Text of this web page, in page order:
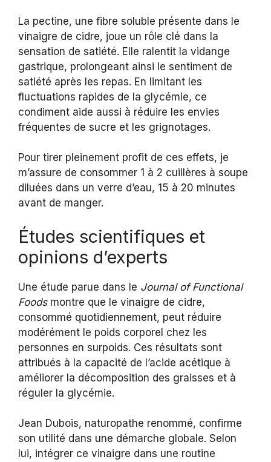
La pectine, une fibre soluble présente dans le
vinaigre de cidre, joue un rôle clé dans la
sensation de satiété. Elle ralentit la vidange
gastrique, prolongeant ainsi le sentiment de
satiété après les repas. En limitant les
fluctuations rapides de la glycémie, ce
condiment aide aussi à réduire les envies
fréquentes de sucre et les grignotages.
Pour tirer pleinement profit de ces effets, je
m’assure de consommer 1 à 2 cuillères à soupe
diluées dans un verre d’eau, 15 à 20 minutes
avant de manger.
Études scientifiques et
opinions d’experts
Une étude parue dans le Journal of Functional
Foodsmontre que le vinaigre de cidre,
consommé quotidiennement, peut réduire
modérément le poids corporel chez les
personnes en surpoids. Ces résultats sont
attribués à la capacité de l’acide acétique à
améliorer la décomposition des graisses et à
réguler la glycémie.
Jean Dubois, naturopathe renommé, confirme
son utilité dans une démarche globale. Selon
lui, intégrer ce vinaigre dans une routine